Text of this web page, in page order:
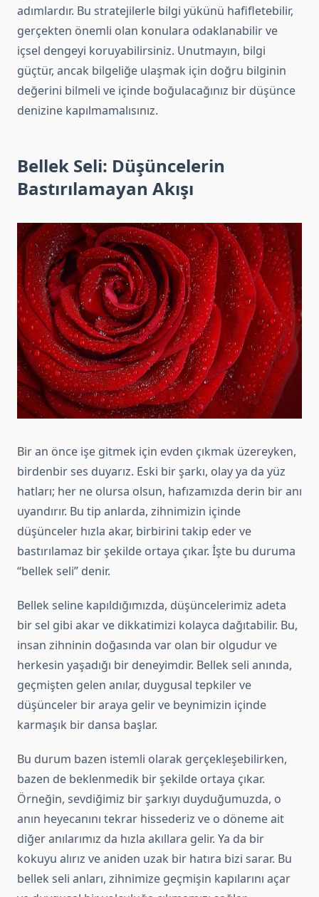
adımlardır. Bu stratejilerle bilgi yükünü hafifletebilir,
gerçekten önemli olan konulara odaklanabilir ve
içsel dengeyi koruyabilirsiniz. Unutmayın, bilgi
güçtür, ancak bilgeliğe ulaşmak için doğru bilginin
değerini bilmeli ve içinde boğulacağınız bir düşünce
denizine kapılmamalısınız.
Bellek Seli: Düşüncelerin
Bastırılamayan Akışı
Bir an önce işe gitmek için evden çıkmak üzereyken,
birdenbir ses duyarız. Eski bir şarkı, olay ya da yüz
hatları; her ne olursa olsun, hafızamızda derin bir anı
uyandırır. Bu tip anlarda, zihnimizin içinde
düşünceler hızla akar, birbirini takip eder ve
bastırılamaz bir şekilde ortaya çıkar. İşte bu duruma
“bellek seli” denir.
Bellek seline kapıldığımızda, düşüncelerimiz adeta
bir sel gibi akar ve dikkatimizi kolayca dağıtabilir. Bu,
insan zihninin doğasında var olan bir olgudur ve
herkesin yaşadığı bir deneyimdir. Bellek seli anında,
geçmişten gelen anılar, duygusal tepkiler ve
düşünceler bir araya gelir ve beynimizin içinde
karmaşık bir dansa başlar.
Bu durum bazen istemli olarak gerçekleşebilirken,
bazen de beklenmedik bir şekilde ortaya çıkar.
Örneğin, sevdiğimiz bir şarkıyı duyduğumuzda, o
anın heyecanını tekrar hissederiz ve o döneme ait
diğer anılarımız da hızla akıllara gelir. Ya da bir
kokuyu alırız ve aniden uzak bir hatıra bizi sarar. Bu
bellek seli anları, zihnimize geçmişin kapılarını açar